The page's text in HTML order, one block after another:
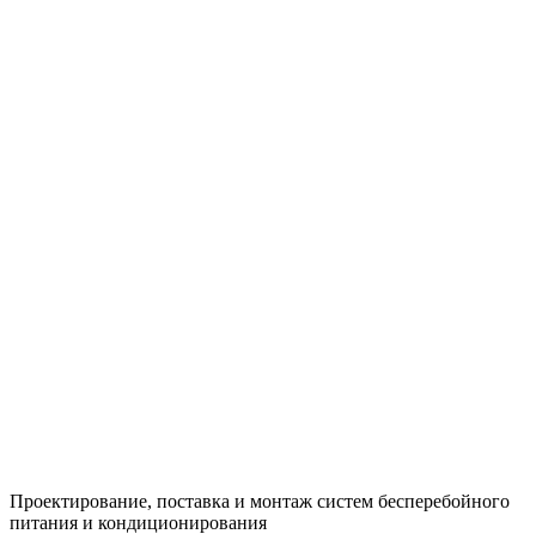
Проектирование, поставка и монтаж систем бесперебойного
питания и кондиционирования